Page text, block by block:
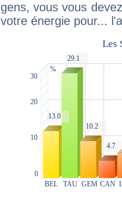
gens, vous vous
votre énergie pour...